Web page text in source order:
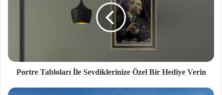
Portre Tabloları İle Sevdiklerinize Özel Bir Hediye Verin